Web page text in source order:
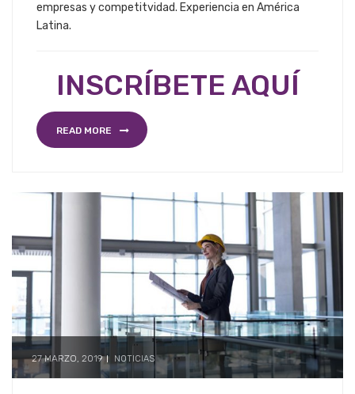
empresas y competitvidad. Experiencia en América
Latina.
INSCRÍBETE AQUÍ
READ MORE
27 MARZO, 2019 NOTICIAS